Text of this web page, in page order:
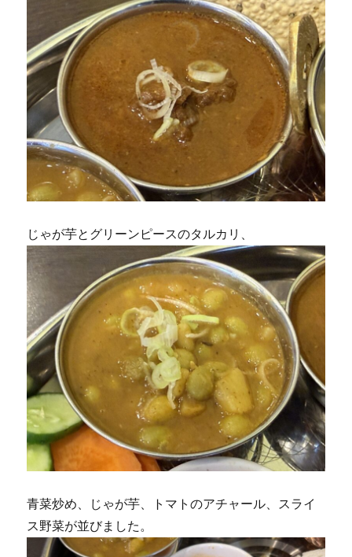
じゃが芋とグリーンピースのタルカリ、
青菜炒め、じゃが芋、トマトのアチャール、スライ
ス野菜が並びました。